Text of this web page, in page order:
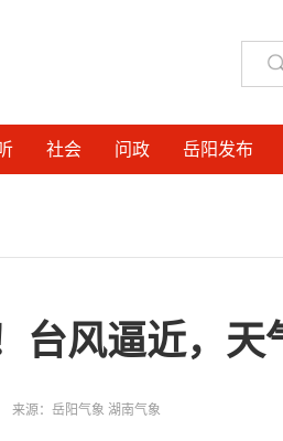
社会 问政 岳阳发布
台风逼近，天
来源： 岳阳气象 湖南气象